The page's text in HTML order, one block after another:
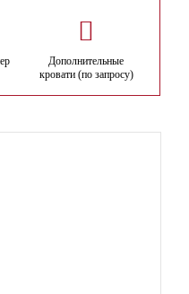
Дополнительные
кровати (по запросу)